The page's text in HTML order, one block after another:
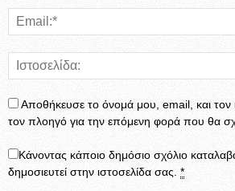
Αποθήκευσε το όνομά μου, email, και τον
τον πλοηγό για την επόμενη φορά που θα
Κάνοντας κάποιο δημόσιο σχόλιο
δημοσιευτεί στην ιστοσελίδα σας. *